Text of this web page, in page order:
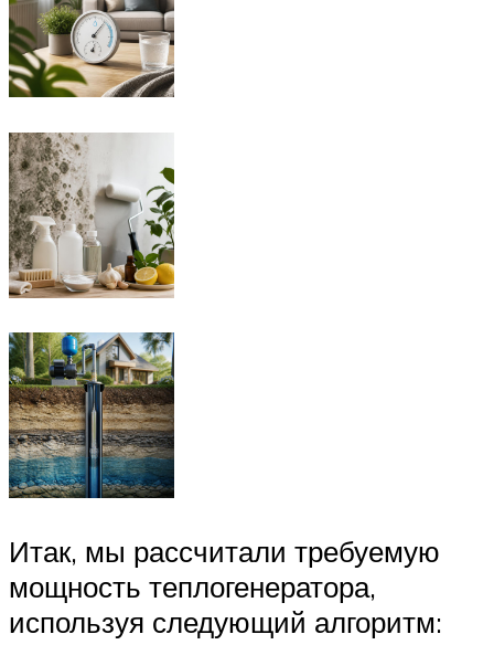
Итак, мы рассчитали требуемую
мощность теплогенератора,
используя следующий алгоритм: